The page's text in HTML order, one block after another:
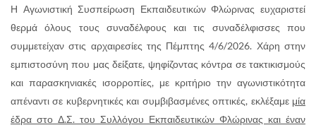
Η Αγωνιστική Συσπείρωση Εκπαιδευτικών Φλώρινας ευχαριστεί
θερμά όλους τους συναδέλφους και τις συναδέλφισσες που
συμμετείχαν στις αρχαιρεσίες της Πέμπτης 4/6/2026. Χάρη στην
εμπιστοσύνη που μας δείξατε, ψηφίζοντας κόντρα σε τακτικισμούς
και παρασκηνιακές ισορροπίες, με κριτήριο την αγωνιστικότητα
απέναντι σε κυβερνητικές και συμβιβασμένες οπτικές, εκλέξαμε μία
έδρα στο Δ.Σ. του Συλλόγου Εκπαιδευτικών Φλώρινας και έναν